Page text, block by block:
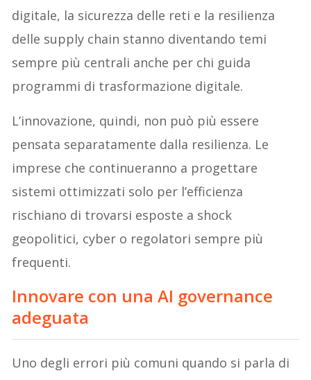
digitale, la sicurezza delle reti e la resilienza
delle supply chain stanno diventando temi
sempre più centrali anche per chi guida
programmi di trasformazione digitale.
L’innovazione, quindi, non può più essere
pensata separatamente dalla resilienza. Le
imprese che continueranno a progettare
sistemi ottimizzati solo per l’efficienza
rischiano di trovarsi esposte a shock
geopolitici, cyber o regolatori sempre più
frequenti.
Innovare con una AI governance
adeguata
Uno degli errori più comuni quando si parla di